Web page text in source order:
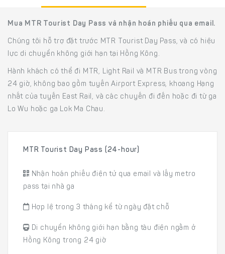
Mua MTR Tourist Day Pass và nhận hoán phiếu qua email.
Chúng tôi hỗ trợ đặt trước MTR Tourist Day Pass, và có hiệu
lực di chuyển không giới hạn tại Hồng Kông.
Hành khách có thể đi MTR, Light Rail và MTR Bus trong vòng
24 giờ, không bao gồm tuyến Airport Express, khoang Hạng
nhất của tuyến East Rail, và các chuyến đi đến hoặc đi từ ga
Lo Wu hoặc ga Lok Ma Chau.
MTR Tourist Day Pass (24-hour)
Nhận hoán phiếu điện tử qua email và lấy metro
pass tại nhà ga
Hợp lệ trong 3 tháng kể từ ngày đặt chỗ
Di chuyển không giới hạn bằng tàu điện ngầm ở
Hồng Kông trong 24 giờ